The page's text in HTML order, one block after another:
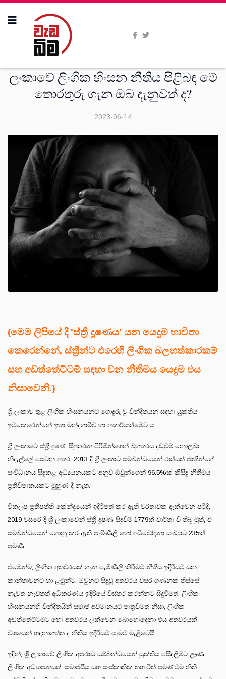
ලංකාවේ ලිංගික හිංසන නීතිය පිළිබඳ මේ
තොරතුරු ගැන ඔබ දැනුවත් ද?
2023-06-14
(මෙම ලිපියේ දී 'ස්ත්‍රී දූෂණය' යන යෙදුම භාවිතා
කෙරෙන්නේ, ස්ත්‍රීන්ට එරෙහි ලිංගික බලහත්කාරකම්
සහ අඩත්තේට්ටම් සඳහා වන නීතිමය යෙදුම එය
නිසාවෙනි.)
ශ්‍රී ලංකාව තුළ ලිංගික හිංසනයන්ට ගොදුරු වූ වින්දිතයන් සඳහා යුක්තිය
ඉටුකෙරෙන්නේ ඉතා මන්දගාමීව හා අකාර්යක්ෂමව ය.
ශ්‍රී ලංකාවේ ස්ත්‍රී දූෂණ සිදුකරන පිරිමින්ගෙන් බහුතරය දඬුවම් නොලබා
නිදැල්ලේ පසුවන අතර, 2013 දී ශ්‍රී ලංකාව සම්බන්ධයෙන් එක්සත් ජාතීන්ගේ
සංවිධානය සිදුකළ අධ්‍යයනයකට අනුව ඔවුන්ගෙන් 96.5%ක් කිසිදු නීතිමය
ප්‍රතිවිපාකයකට මුහුණ දී නැත.
විකල්ප ප්‍රතිපත්ති කේන්ද්‍රයෙන් ඉදිරිපත් කර ඇති වර්තාවක දැක්වෙන පරිදි,
2019 වසරේ දී ශ්‍රී ලංකාවෙන් ස්ත්‍රී දූෂණ සිදුවීම් 1779ක් වාර්තා වී තිබූ මුත්, ඒ
සම්බන්ධයෙන් ගොනු කර ඇති පැමිණිලි හෝ අධිචෝදනා සංඛ්‍යාව 235ක්
පමණි.
එමෙන්ම, ලිංගික අතවරයක් ගැන පැමිණිලි කිරීමට නීතිය ඉදිරියට යන
කාන්තාවන්ට හා ළමුන්ට, ඔවුනට සිදුවූ අතවරය වසර ගණනක් තිස්සේ
නැවත නැවතත් අධිකරණය ඉදිරියේ විස්තර කරන්නට සිදුවීමත්, ලිංගික
හිංසනයන්හි වින්දිතයින් සමාජ අවමානයට පාත්‍රවීමත් නිසා, ලිංගික
අඩත්තේට්ටමට හෝ අතවරය ලක්වෙන බොහෝදෙනා එය අතවරයක්
වශයෙන් හඳුනාගත්ත ද නීතිය ඉදිරියට යෑමට මැළිවෙයි.
ඉඳින්, ශ්‍රී ලංකාවේ ලිංගික අපරාධ සම්බන්ධයෙන් යුක්තිය පසිඳලීමට ඌණ
ලිංගික අධ්‍යාපනයත්, සමාජයීය සහ සංස්කෘතික තහංචිත් පමණටම නීති